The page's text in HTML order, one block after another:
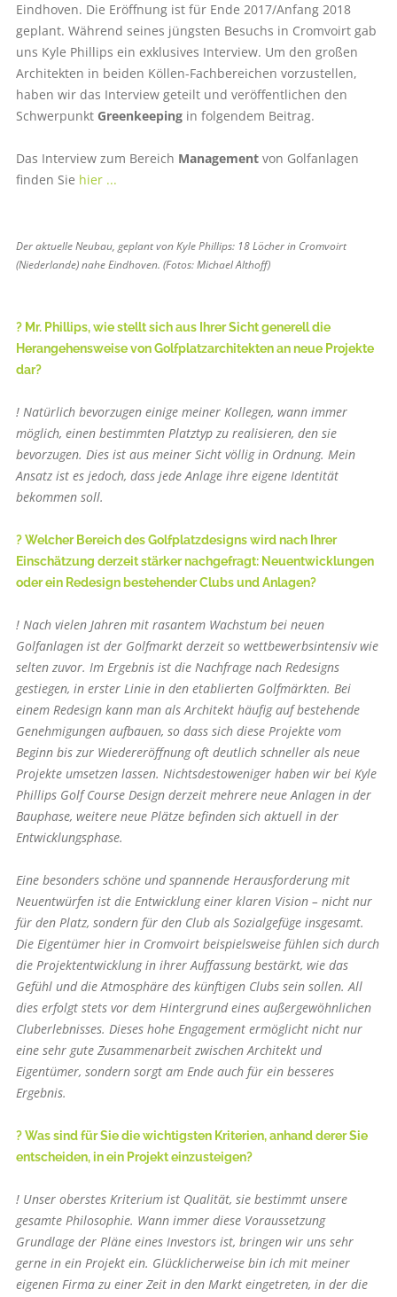
Eindhoven. Die Eröffnung ist für Ende 2017/Anfang 2018
geplant. Während seines jüngsten Besuchs in Cromvoirt gab
uns Kyle Phillips ein exklusives Interview. Um den großen
Architekten in beiden Köllen-Fachbereichen vorzustellen,
haben wir das Interview geteilt und veröffentlichen den
Schwerpunkt Greenkeepingin folgendem Beitrag.
Das Interview zum Bereich Management von Golfanlagen
finden Sie hier ...
Der aktuelle Neubau, geplant von Kyle Phillips: 18 Löcher in Cromvoirt
(Niederlande) nahe Eindhoven. (Fotos: Michael Althoff)
? Mr. Phillips, wie stellt sich aus Ihrer Sicht generell die
Herangehensweise von Golfplatzarchitekten an neue Projekte
dar?
! Natürlich bevorzugen einige meiner Kollegen, wann immer
möglich, einen bestimmten Platztyp zu realisieren, den sie
bevorzugen. Dies ist aus meiner Sicht völlig in Ordnung. Mein
Ansatz ist es jedoch, dass jede Anlage ihre eigene Identität
bekommen soll.
? Welcher Bereich des Golfplatzdesigns wird nach Ihrer
Einschätzung derzeit stärker nachgefragt: Neuentwicklungen
oder ein Redesign bestehender Clubs und Anlagen?
! Nach vielen Jahren mit rasantem Wachstum bei neuen
Golfanlagen ist der Golfmarkt derzeit so wettbewerbsintensiv wie
selten zuvor. Im Ergebnis ist die Nachfrage nach Redesigns
gestiegen, in erster Linie in den etablierten Golfmärkten. Bei
einem Redesign kann man als Architekt häufig auf bestehende
Genehmigungen aufbauen, so dass sich diese Projekte vom
Beginn bis zur Wiedereröffnung oft deutlich schneller als neue
Projekte umsetzen lassen. Nichtsdestoweniger haben wir bei Kyle
Phillips Golf Course Design derzeit mehrere neue Anlagen in der
Bauphase, weitere neue Plätze befinden sich aktuell in der
Entwicklungsphase.
Eine besonders schöne und spannende Herausforderung mit
Neuentwürfen ist die Entwicklung einer klaren Vision – nicht nur
für den Platz, sondern für den Club als Sozialgefüge insgesamt.
Die Eigentümer hier in Cromvoirt beispielsweise fühlen sich durch
die Projektentwicklung in ihrer Auffassung bestärkt, wie das
Gefühl und die Atmosphäre des künftigen Clubs sein sollen. All
dies erfolgt stets vor dem Hintergrund eines außergewöhnlichen
Club­erlebnisses. Dieses hohe Engagement ermöglicht nicht nur
eine sehr gute Zusammenarbeit zwischen Architekt und
Eigentümer, sondern sorgt am Ende auch für ein besseres
Ergebnis.
? Was sind für Sie die wichtigsten Kriterien, anhand derer Sie
entscheiden, in ein Projekt einzusteigen?
! Unser oberstes Kriterium ist Qualität, sie bestimmt unsere
gesamte Philosophie. Wann immer diese Voraussetzung
Grundlage der Pläne eines Investors ist, bringen wir uns sehr
gerne in ein Projekt ein. Glücklicherweise bin ich mit meiner
eigenen Firma zu einer Zeit in den Markt eingetreten, in der die